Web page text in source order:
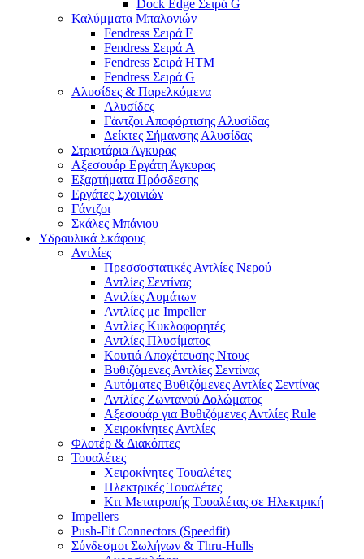
Dock Edge Σειρά G
Καλύμματα Μπαλονιών
Fendress Σειρά F
Fendress Σειρά A
Fendress Σειρά HTM
Fendress Σειρά G
Αλυσίδες & Παρελκόμενα
Αλυσίδες
Γάντζοι Αποφόρτισης Αλυσίδας
Δείκτες Σήμανσης Αλυσίδας
Στριφτάρια Άγκυρας
Αξεσουάρ Εργάτη Άγκυρας
Εξαρτήματα Πρόσδεσης
Εργάτες Σχοινιών
Γάντζοι
Σκάλες Μπάνιου
Υδραυλικά Σκάφους
Αντλίες
Πρεσσοστατικές Αντλίες Νερού
Αντλίες Σεντίνας
Αντλίες Λυμάτων
Αντλίες με Impeller
Αντλίες Κυκλοφορητές
Αντλίες Πλυσίματος
Κουτιά Αποχέτευσης Ντους
Βυθιζόμενες Αντλίες Σεντίνας
Αυτόματες Βυθιζόμενες Αντλίες Σεντίνας
Αντλίες Ζωντανού Δολώματος
Αξεσουάρ για Βυθιζόμενες Αντλίες Rule
Χειροκίνητες Αντλίες
Φλοτέρ & Διακόπτες
Τουαλέτες
Χειροκίνητες Τουαλέτες
Ηλεκτρικές Τουαλέτες
Κιτ Μετατροπής Τουαλέτας σε Ηλεκτρική
Impellers
Push-Fit Connectors (Speedfit)
Σύνδεσμοι Σωλήνων & Thru-Hulls